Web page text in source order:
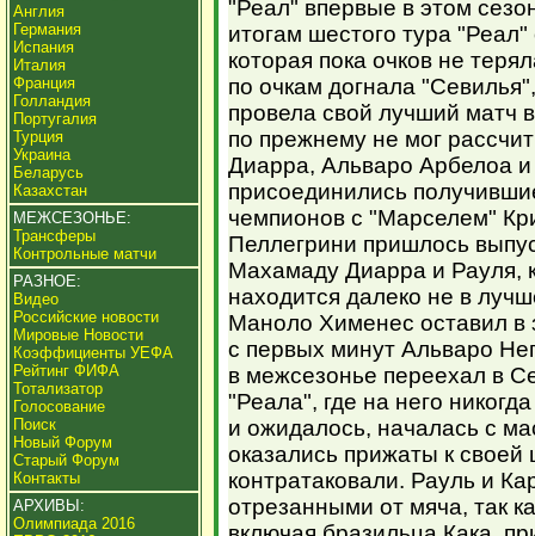
Англия
Германия
Испания
Италия
Франция
Голландия
Португалия
Турция
Украина
Беларусь
Казахстан
МЕЖСЕЗОНЬЕ:
Трансферы
Контрольные матчи
РАЗНОЕ:
Видео
Российские новости
Мировые Новости
Коэффициенты УЕФА
Рейтинг ФИФА
Тотализатор
Голосование
Поиск
Новый Форум
Старый Форум
Контакты
АРХИВЫ:
Олимпиада 2016
"Реал" впервые в этом
итогам шестого тура
которая пока очков не
по очкам догнала
провела свой лучший матч
по прежнему не мог
Диарра, Альваро Арбелоа
присоединились
чемпионов с "Марселем"
Пеллегрини пришлось
Махамаду Диарра и Рауля,
находится далеко не в
Маноло Хименес оставил в
с первых минут Альваро
в межсезонье переехал в
"Реала", где на него
и ожидалось, началась с
оказались прижаты к
контратаковали. Рауль и
отрезанными от мяча, так